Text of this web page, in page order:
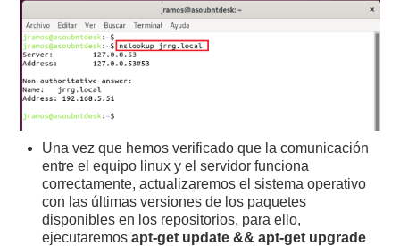
Una vez que hemos verificado que la comunicación
entre el equipo linux y el servidor funciona
correctamente, actualizaremos el sistema operativo
con las últimas versiones de los paquetes
disponibles en los repositorios, para ello,
ejecutaremosapt-get update && apt-get upgrade